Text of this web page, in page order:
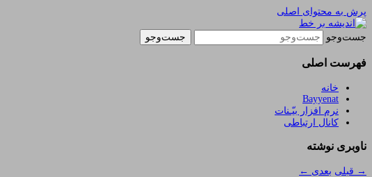
پرش به محتوای اصلی
اندیشه بر خط
یادداشتهای یک معلم در باب زندگی، اخلاق، اخبار، علم و سیاست
جست‌وجو
فهرست اصلی
خانه
Bayyenat
نرم افزار بیّـنات
کانال ارتباطی
ناوبری نوشته
→ قبلی بعدی ←